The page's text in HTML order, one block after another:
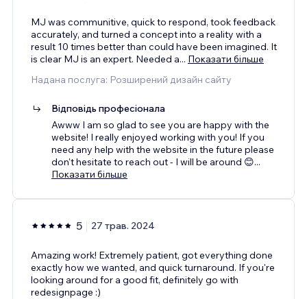
MJ was communitive, quick to respond, took feedback
accurately, and turned a concept into a reality with a
result 10 times better than could have been imagined. It
is clear MJ is an expert. Needed a... Показати більше
Надана послуга: Розширений дизайн сайту
Відповідь професіонала
Awww I am so glad to see you are happy with the
website! I really enjoyed working with you! If you
need any help with the website in the future please
don't hesitate to reach out - I will be around 😊...
Показати більше
5 27 трав. 2024
Amazing work! Extremely patient, got everything done
exactly how we wanted, and quick turnaround. If you're
looking around for a good fit, definitely go with
redesignpage :)